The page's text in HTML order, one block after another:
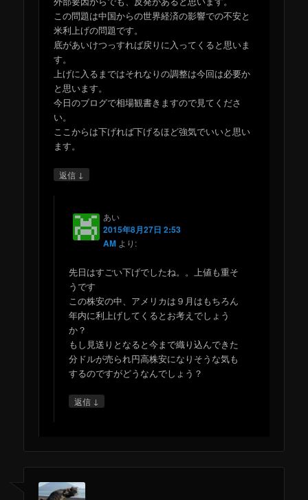
この問題は中国からの世界経済の影響での不安と
米利上げの問題です。
底があいけつっすれば戻りに入ってくると思いま
す。
上げに入るまではそれなりの調整は今回は必要か
と思います。
今日のブログで相場観書きますので見てくださ
い。
ここからは下げれば下げるほど強気でいいと思い
ます。
返信 ↓
あい
2015年8月27日 2:53
AM より:
先日はすごい下げでしたね。。上値も重そ
うです
この株安の中、アメリカは９月はもちろん
年内に利上げしてくるとお考えでしょう
か？
もし見送りとなると今まで織り込んできた
分ドルが売られ円高株安になりそうな気も
するのですがどうなんでしょう？
返信 ↓